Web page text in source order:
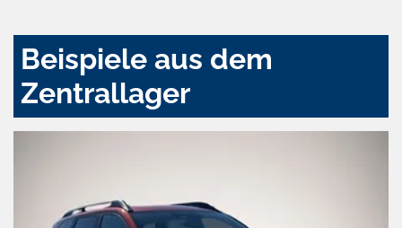
Beispiele aus dem
Zentrallager